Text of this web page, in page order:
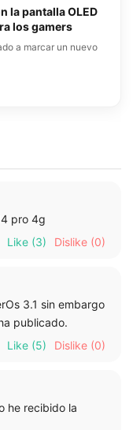
la pantalla OLED
los gamers
a marcar un nuevo
pro 4g
Like (3) Dislike (0)
3.1 sin embargo
publicado.
Like (5) Dislike (0)
he recibido la